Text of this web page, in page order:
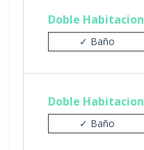
Doble Habitacion
✓ Baño
Doble Habitacion
✓ Baño